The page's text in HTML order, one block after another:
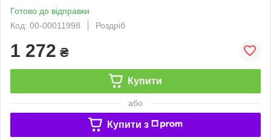
Готово до відправки
Код: 00-00011998
Роздріб
1 272 ₴
Купити
або
Купити з